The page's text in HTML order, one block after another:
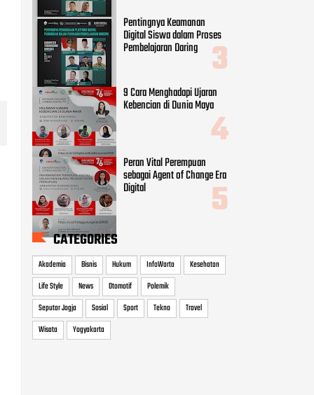
Pentingnya Keamanan
Digital Siswa dalam Proses
Pembelajaran Daring
9 Cara Menghadapi Ujaran
Kebencian di Dunia Maya
Peran Vital Perempuan
sebagai Agent of Change Era
Digital
CATEGORIES
Akademia Bisnis Hukum InfoWarta
Kesehatan
Life Style
News Otomotif
Polemik
Seputar Jogja
Sosial Sport Tekno
Travel
Wisata
Yogyakarta